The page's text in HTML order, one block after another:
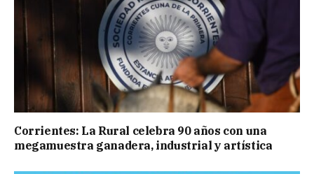
Corrientes: La Rural celebra 90 años con una
megamuestra ganadera, industrial y artística